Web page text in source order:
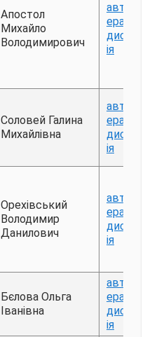
Апостол
Михайло
Володимирович
автореф
ерат
ія
Соловей Галина
Михайлівна
автореф
ерат
ія
Орехівський
Володимир
Данилович
автореф
ерат
ія
Бєлова Ольга
Іванівна
автореф
ерат
ія